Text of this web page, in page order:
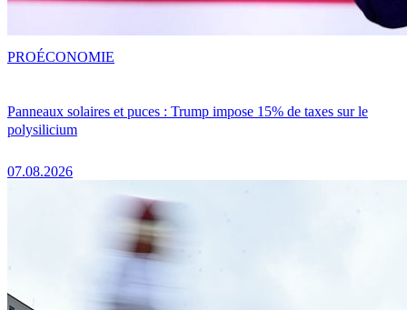
Panneaux solaires et puces : Trump impose 15% de taxes sur le
polysilicium
07.08.2026
PROÉCONOMIE